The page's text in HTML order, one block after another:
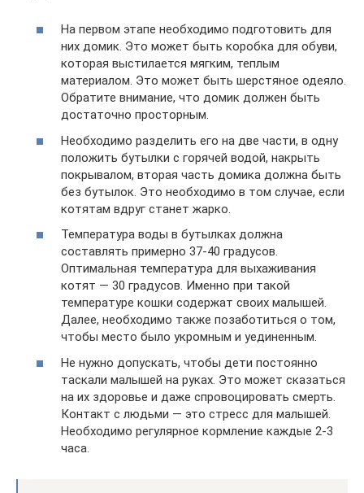
На первом этапе необходимо подготовить для
них домик. Это может быть коробка для обуви,
которая выстилается мягким, теплым
материалом. Это может быть шерстяное одеяло.
Обратите внимание, что домик должен быть
достаточно просторным.
Необходимо разделить его на две части, в одну
положить бутылки с горячей водой, накрыть
покрывалом, вторая часть домика должна быть
без бутылок. Это необходимо в том случае, если
котятам вдруг станет жарко.
Температура воды в бутылках должна
составлять примерно 37-40 градусов.
Оптимальная температура для выхаживания
котят — 30 градусов. Именно при такой
температуре кошки содержат своих малышей.
Далее, необходимо также позаботиться о том,
чтобы место было укромным и уединенным.
Не нужно допускать, чтобы дети постоянно
таскали малышей на руках. Это может сказаться
на их здоровье и даже спровоцировать смерть.
Контакт с людьми — это стресс для малышей.
Необходимо регулярное кормление каждые 2-3
часа.